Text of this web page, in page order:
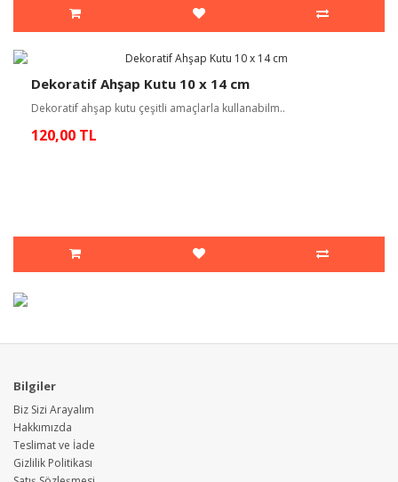
Dekoratif Ahşap Kutu 10 x 14 cm
Dekoratif ahşap kutu çeşitli amaçlarla kullanabilm..
120,00 TL
Bilgiler
Biz Sizi Arayalım
Hakkımızda
Teslimat ve İade
Gizlilik Politikası